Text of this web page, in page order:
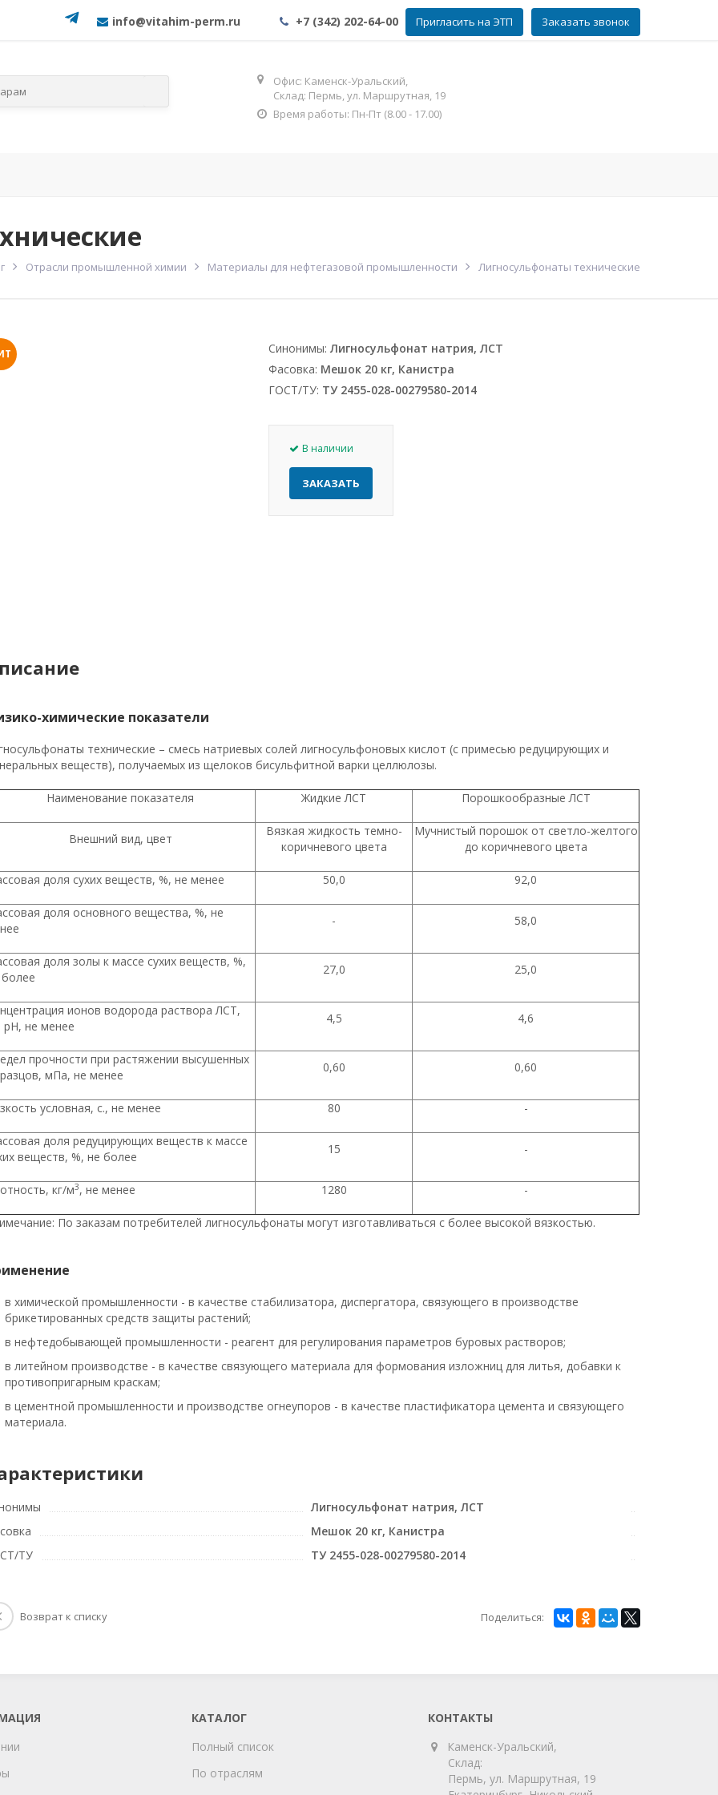
info@vitahim-perm.ru +7 (342) 202-64-00 Заказать звонок
Пригласить на ЭТП
Офис: Каменск-Уральский,
Склад: Пермь, ул. Маршрутная, 19
Время работы: Пн-Пт (8.00 - 17.00)
Отрасли промышленной химии Материалы для нефтегазовой промышленности Лигносульфонаты технические
Синонимы: Лигносульфонат натрия, ЛСТ
Фасовка: Мешок 20 кг, Канистра
ГОСТ/ТУ: ТУ 2455-028-00279580-2014
В наличии
ЗАКАЗАТЬ
химические показатели
технические – смесь натриевых солей лигносульфоновых кислот (с примесью редуцирующих и
веществ), получаемых из щелоков бисульфитной варки целлюлозы.
Наименование показателя Жидкие ЛСТ Порошкообразные ЛСТ
Внешний вид, цвет
Вязкая жидкость темно-
коричневого цвета
Мучнистый порошок от светло-желтого
до коричневого цвета
доля сухих веществ, %, не менее 50,0 92,0
доля основного вещества, %, не
- 58,0
доля золы к массе сухих веществ, %,
27,0 25,0
ионов водорода раствора ЛСТ,
pH, не менее
4,5 4,6
прочности при растяжении высушенных
мПа, не менее
0,60 0,60
условная, с., не менее 80 -
доля редуцирующих веществ к массе
веществ, %, не более
15 -
кг/м3, не менее 1280 -
По заказам потребителей лигносульфонаты могут изготавливаться с более высокой вязкостью.
в химической промышленности - в качестве стабилизатора, диспергатора, связующего в производстве
брикетированных средств защиты растений;
в нефтедобывающей промышленности - реагент для регулирования параметров буровых растворов;
в литейном производстве - в качестве связующего материала для формования изложниц для литья, добавки к
противопригарным краскам;
в цементной промышленности и производстве огнеупоров - в качестве пластификатора цемента и связующего
материала.
Лигносульфонат натрия, ЛСТ
Мешок 20 кг, Канистра
ТУ
ТУ 2455-028-00279580-2014
Возврат к списку Поделиться:
КАТАЛОГ
Полный список
По отраслям
КОНТАКТЫ
Каменск-Уральский,
Склад:
Пермь, ул. Маршрутная, 19